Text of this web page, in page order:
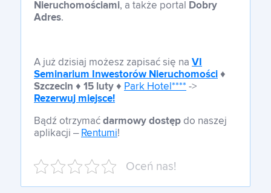
Nieruchomościami, a także portal
Dobry
Adres.
A już dzisiaj możesz zapisać się na VI
Seminarium Inwestorów Nieruchomości ♦
Szczecin ♦ 15 luty ♦ Park Hotel**** ->
Rezerwuj miejsce!
Bądź otrzymać darmowy dostęp do naszej
aplikacji – Rentumi!
Oceń nas!